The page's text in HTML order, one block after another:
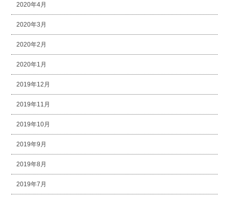
2020年4月
2020年3月
2020年2月
2020年1月
2019年12月
2019年11月
2019年10月
2019年9月
2019年8月
2019年7月